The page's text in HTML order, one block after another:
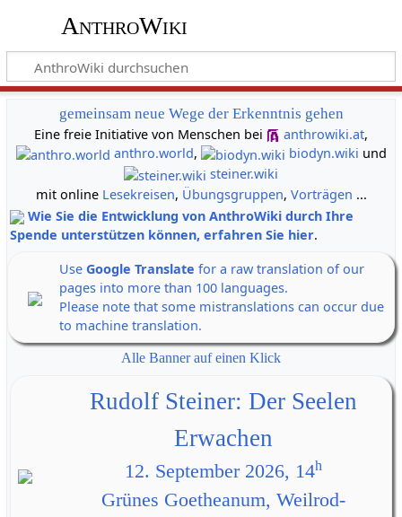
AnthroWiki
gemeinsam neue Wege der Erkenntnis gehen
Eine freie Initiative von Menschen bei
anthrowiki.at,
anthro.world, biodyn.wiki und
steiner.wiki
mit online Lesekreisen, Übungsgruppen, Vorträgen ...
Wie Sie die Entwicklung von AnthroWiki durch Ihre
Spende unterstützen können, erfahren Sie hier.
Use Google Translate for a raw translation of our
pages into more than 100 languages.
Please note that some mistranslations can occur due
to machine translation.
Alle Banner auf einen Klick
Rudolf Steiner: Der Seelen
Erwachen
12. September 2026, 14h
Grünes Goetheanum, Weilrod-